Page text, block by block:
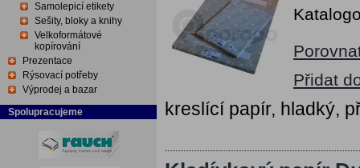
Samolepicí etikety
Sešity, bloky a knihy
Velkoformátové
kopírování
Prezentace
Rýsovací potřeby
Výprodej a bazar
Spolupracujeme
Přidat
kreslící papír, hladký,